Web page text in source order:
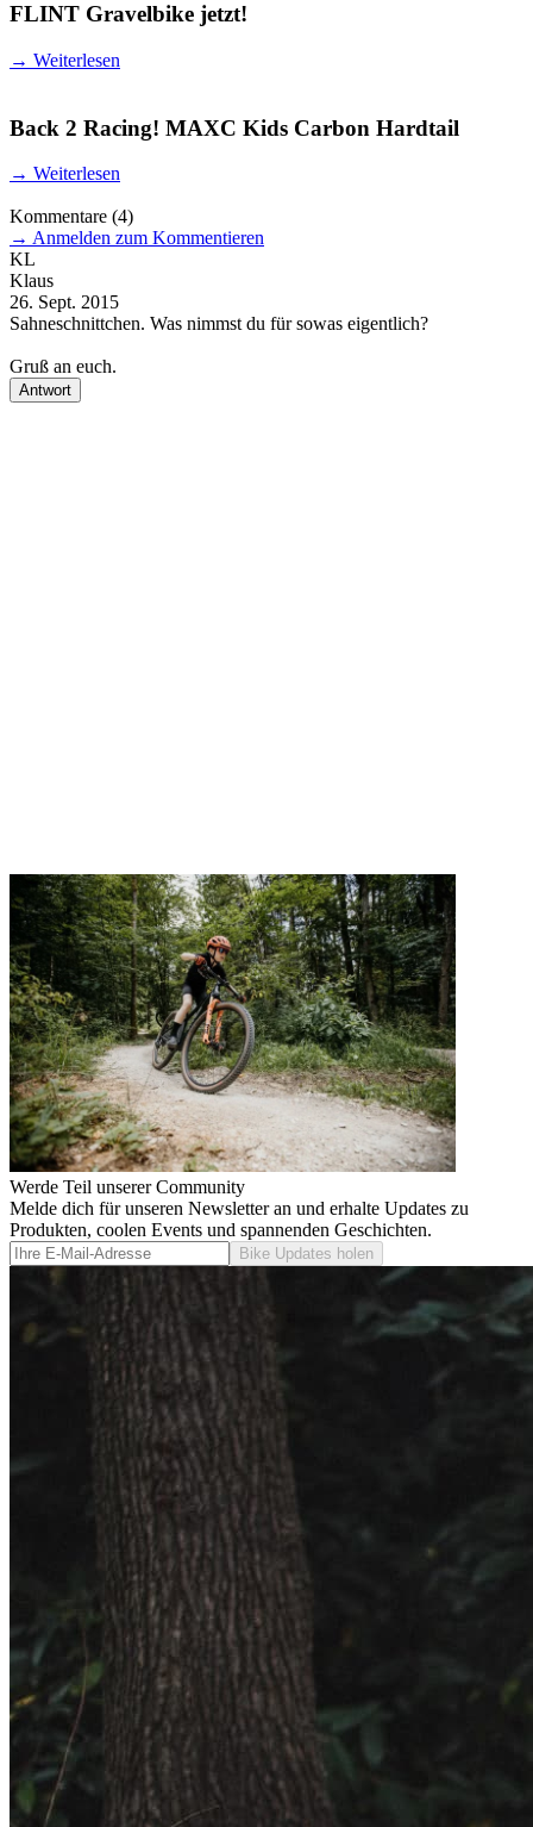
FLINT Gravelbike jetzt!
→ Weiterlesen
Back 2 Racing! MAXC Kids Carbon Hardtail
→ Weiterlesen
Kommentare (4)
→ Anmelden zum Kommentieren
KL
Klaus
26. Sept. 2015
Sahneschnittchen. Was nimmst du für sowas eigentlich?
Gruß an euch.
Antwort
Werde Teil unserer Community
Melde dich für unseren Newsletter an und erhalte Updates zu
Produkten, coolen Events und spannenden Geschichten.
Bike Updates holen